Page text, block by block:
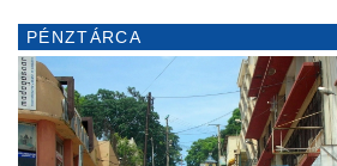
PÉNZTÁRCA